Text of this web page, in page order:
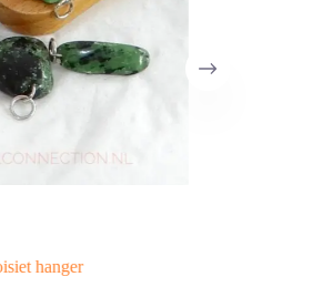
hanger